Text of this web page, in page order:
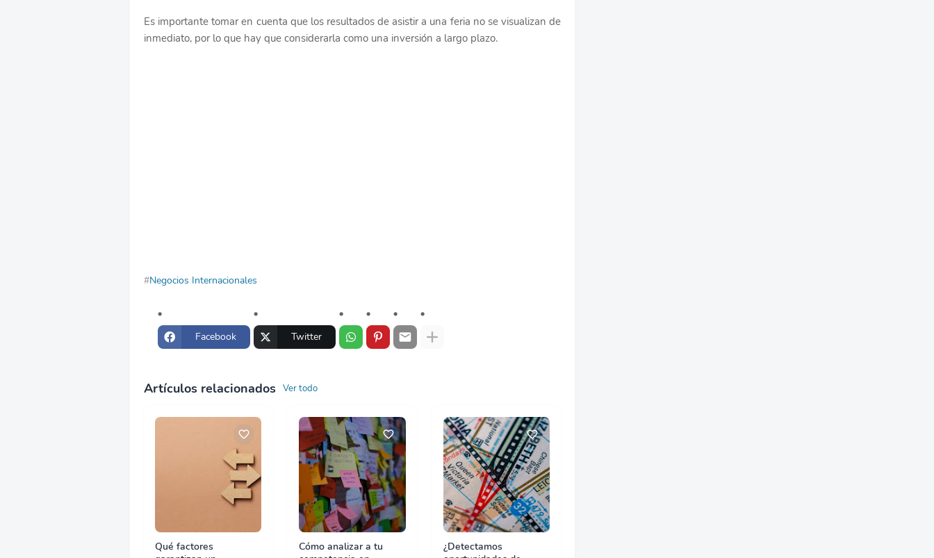
Es importante tomar en cuenta que los resultados de asistir a una feria no se visualizan de
inmediato, por lo que hay que considerarla como una inversión a largo plazo.
Negocios Internacionales
Facebook Twitter
Artículos relacionados Ver todo
Qué factores
Cómo analizar a tu
¿Detectamos